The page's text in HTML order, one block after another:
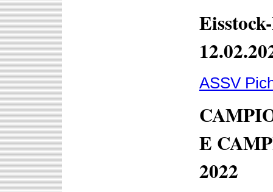
ASSV
E
2022